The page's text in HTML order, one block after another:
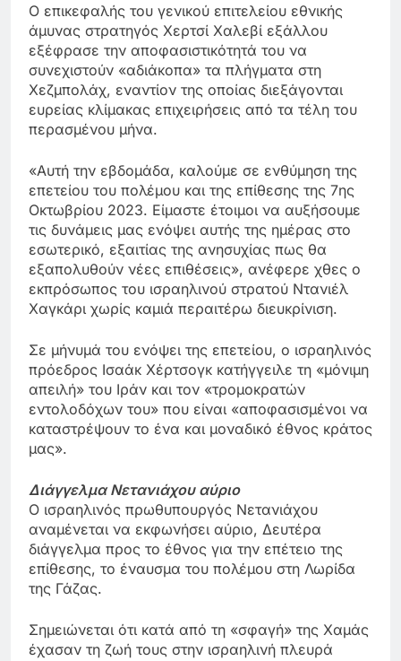
Ο επικεφαλής του γενικού επιτελείου εθνικής
άμυνας στρατηγός Χερτσί Χαλεβί εξάλλου
εξέφρασε την αποφασιστικότητά του να
συνεχιστούν «αδιάκοπα» τα πλήγματα στη
Χεζμπολάχ, εναντίον της οποίας διεξάγονται
ευρείας κλίμακας επιχειρήσεις από τα τέλη του
περασμένου μήνα.
«Αυτή την εβδομάδα, καλούμε σε ενθύμηση της
επετείου του πολέμου και της επίθεσης της 7ης
Οκτωβρίου 2023. Είμαστε έτοιμοι να αυξήσουμε
τις δυνάμεις μας ενόψει αυτής της ημέρας στο
εσωτερικό, εξαιτίας της ανησυχίας πως θα
εξαπολυθούν νέες επιθέσεις», ανέφερε χθες ο
εκπρόσωπος του ισραηλινού στρατού Ντανιέλ
Χαγκάρι χωρίς καμιά περαιτέρω διευκρίνιση.
Σε μήνυμά του ενόψει της επετείου, ο ισραηλινός
πρόεδρος Ισαάκ Χέρτσογκ κατήγγειλε τη «μόνιμη
απειλή» του Ιράν και τον «τρομοκρατών
εντολοδόχων του» που είναι «αποφασισμένοι να
καταστρέψουν το ένα και μοναδικό έθνος κράτος
μας».
Διάγγελμα Νετανιάχου αύριο
Ο ισραηλινός πρωθυπουργός Νετανιάχου
αναμένεται να εκφωνήσει αύριο, Δευτέρα
διάγγελμα προς το έθνος για την επέτειο της
επίθεσης, το έναυσμα του πολέμου στη Λωρίδα
της Γάζας.
Σημειώνεται ότι κατά από τη «σφαγή» της Χαμάς
έχασαν τη ζωή τους στην ισραηλινή πλευρά